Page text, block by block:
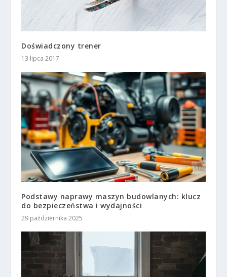
Doświadczony trener
13 lipca 2017
Podstawy naprawy maszyn budowlanych: klucz
do bezpieczeństwa i wydajności
29 października 2025